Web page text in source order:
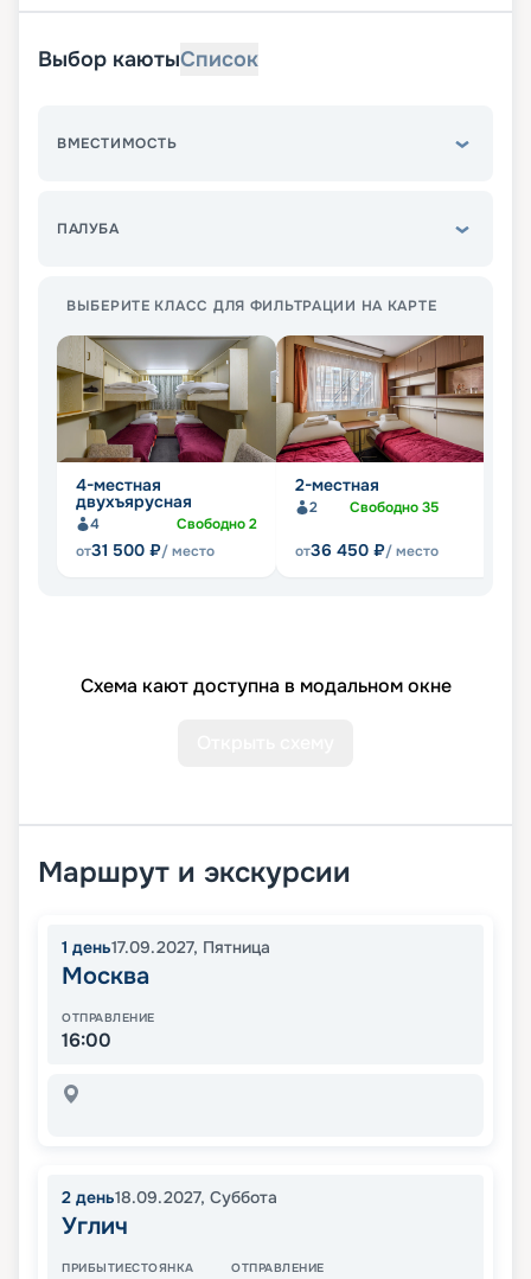
Выбор каютыСписок
ВМЕСТИМОСТЬ
ПАЛУБА
ВЫБЕРИТЕ КЛАСС ДЛЯ ФИЛЬТРАЦИИ НА КАРТЕ
4-местная
двухъярусная
4 Свободно2
от31 500 ₽/ место
2-местная
2 Свободно35
от36 450 ₽/ место
Схема кают доступна в модальном окне
Маршрут и экскурсии
1 день17.09.2027, Пятница
Москва
ОТПРАВЛЕНИЕ
16:00
2 день18.09.2027, Суббота
Углич
ПРИБЫТИЕСТОЯНКА ОТПРАВЛЕНИЕ